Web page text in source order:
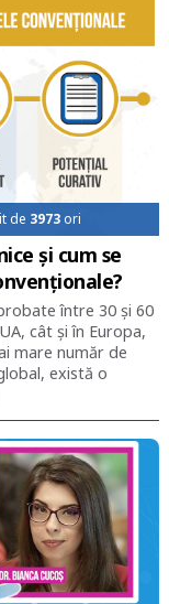
de 3973 ori
și cum se
între 30 și 60
cât și în Europa,
mare număr de
există o